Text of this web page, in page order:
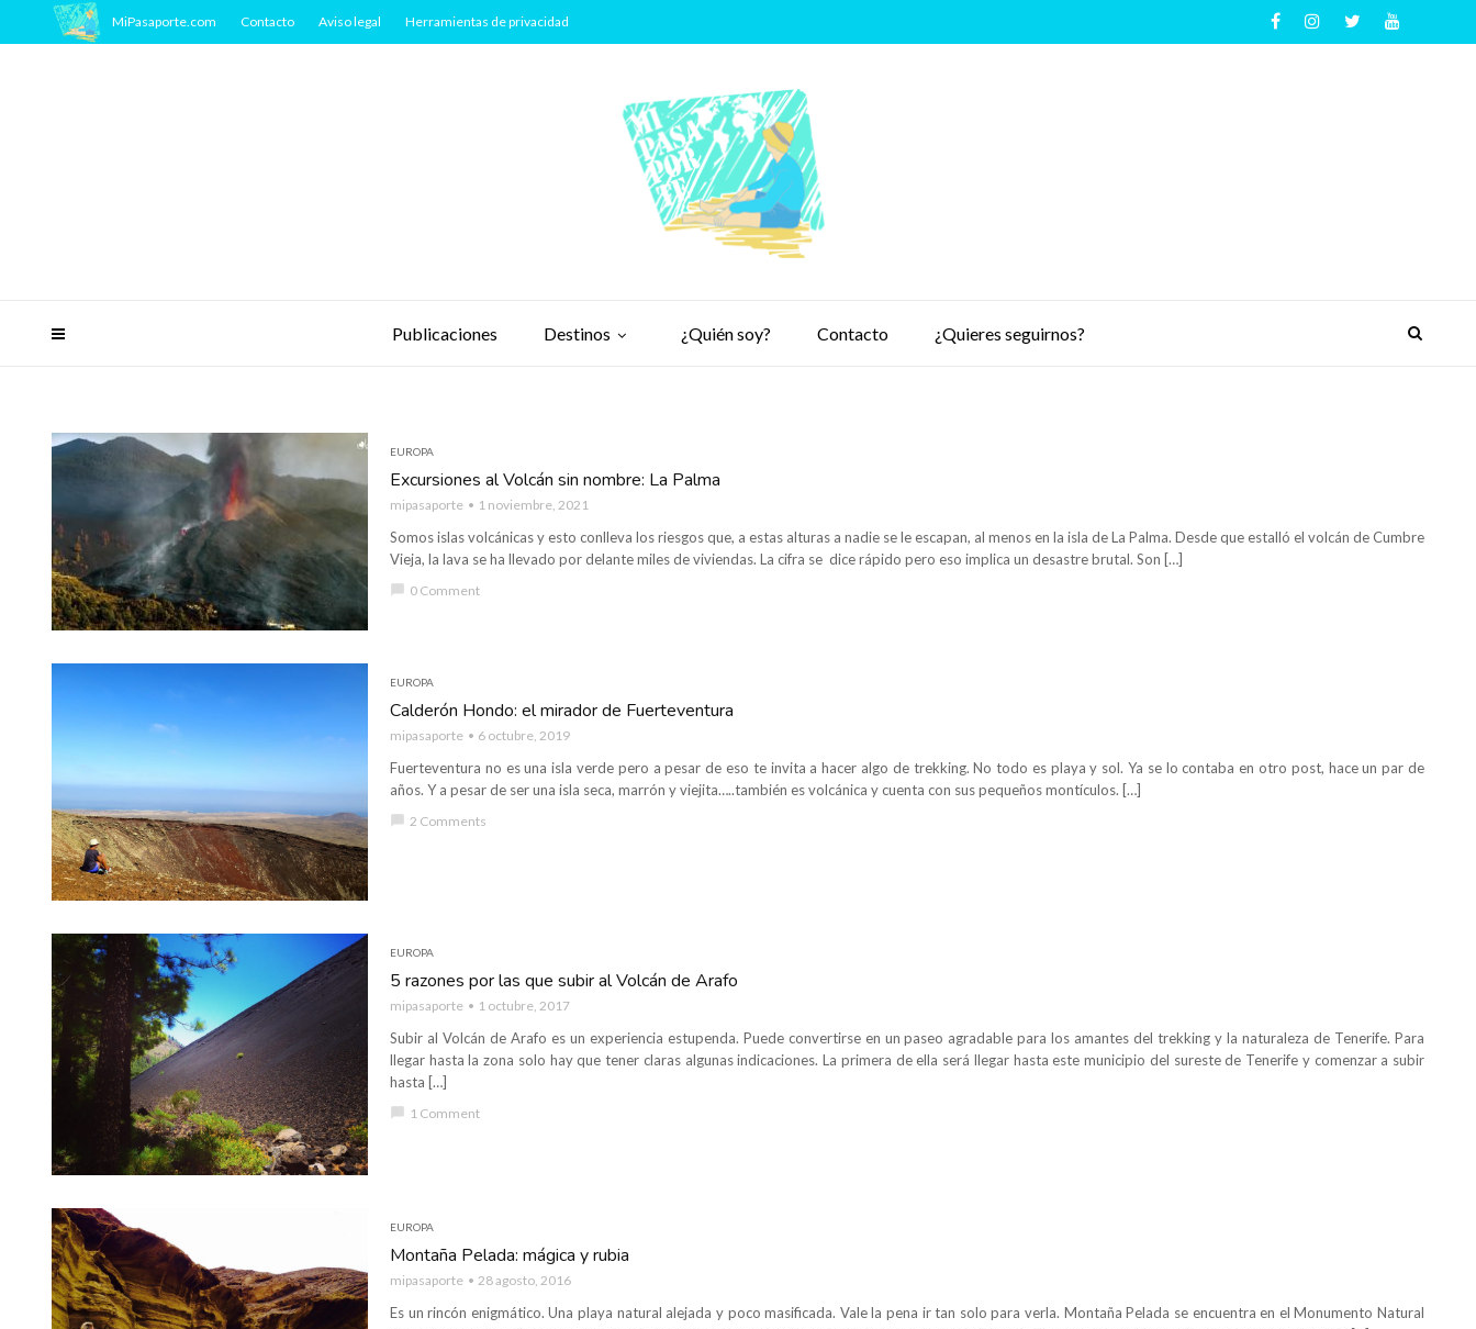
Publicaciones Destinos ¿Quién soy? Contacto ¿Quieres seguirnos?
MiPasaporte.com Contacto Aviso legal Herramientas de privacidad
EUROPA
Excursiones al Volcán sin nombre: La Palma
mipasaporte 1 noviembre, 2021
Somos islas volcánicas y esto conlleva los riesgos que, a estas alturas a nadie se le escapan, al menos en la isla de La Palma. Desde que estalló el volcán de Cumbre
Vieja, la lava se ha llevado por delante miles de viviendas. La cifra se dice rápido pero eso implica un desastre brutal. Son […]
chat_bubble 0 Comment
EUROPA
Calderón Hondo: el mirador de Fuerteventura
mipasaporte 6 octubre, 2019
Fuerteventura no es una isla verde pero a pesar de eso te invita a hacer algo de trekking. No todo es playa y sol. Ya se lo contaba en otro post, hace un par de
años. Y a pesar de ser una isla seca, marrón y viejita…..también es volcánica y cuenta con sus pequeños montículos. […]
chat_bubble 2 Comments
EUROPA
5 razones por las que subir al Volcán de Arafo
mipasaporte 1 octubre, 2017
Subir al Volcán de Arafo es un experiencia estupenda. Puede convertirse en un paseo agradable para los amantes del trekking y la naturaleza de Tenerife. Para
llegar hasta la zona solo hay que tener claras algunas indicaciones. La primera de ella será llegar hasta este municipio del sureste de Tenerife y comenzar a subir
hasta […]
chat_bubble 1 Comment
EUROPA
Montaña Pelada: mágica y rubia
mipasaporte 28 agosto, 2016
Es un rincón enigmático. Una playa natural alejada y poco masificada. Vale la pena ir tan solo para verla. Montaña Pelada se encuentra en el Monumento Natural